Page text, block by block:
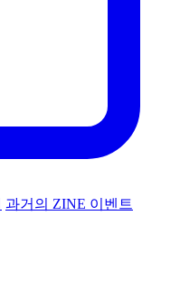
과거의 ZINE 이벤트